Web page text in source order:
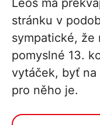
Leoš má
stránku v
sympatické, že
pomyslné 13.
vytáček, byť
pro něho je.